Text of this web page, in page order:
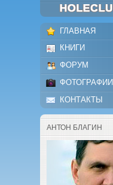
ГЛАВНАЯ
КНИГИ
ФОРУМ
ФОТОГРАФИИ
КОНТАКТЫ
АНТОН БЛАГИН